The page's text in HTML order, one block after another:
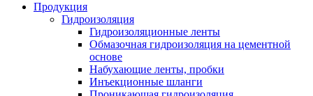
Продукция
Гидроизоляция
Гидроизоляционные ленты
Обмазочная гидроизоляция на цементной
основе
Набухающие ленты, пробки
Инъекционные шланги